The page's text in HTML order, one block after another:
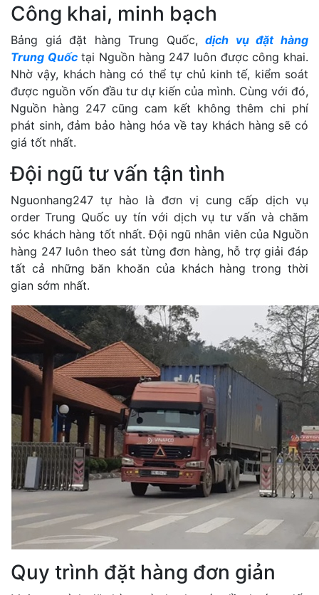
Công khai, minh bạch
Bảng giá đặt hàng Trung Quốc,dịch vụ đặt hàng
Trung Quốctại Nguồn hàng 247 luôn được công khai.
Nhờ vậy, khách hàng có thể tự chủ kinh tế, kiểm soát
được nguồn vốn đầu tư dự kiến của mình. Cùng với đó,
Nguồn hàng 247 cũng cam kết không thêm chi phí
phát sinh, đảm bảo hàng hóa về tay khách hàng sẽ có
giá tốt nhất.
Đội ngũ tư vấn tận tình
Nguonhang247 tự hào là đơn vị cung cấp dịch vụ
order Trung Quốc uy tín với dịch vụ tư vấn và chăm
sóc khách hàng tốt nhất. Đội ngũ nhân viên của Nguồn
hàng 247 luôn theo sát từng đơn hàng, hỗ trợ giải đáp
tất cả những băn khoăn của khách hàng trong thời
gian sớm nhất.
Quy trình đặt hàng đơn giản